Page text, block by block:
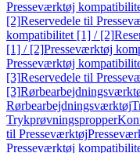
Presseværktøj
[2]Reservedele til
kompatibilitet [1] / [2]
[1] / [2]Presseværktøj
Presseværktøj
[3]Reservedele til
[3]
Rørbearbejdningsværktøj
Trykprøvningspropper
til Presseværktøj
Presseværktøj